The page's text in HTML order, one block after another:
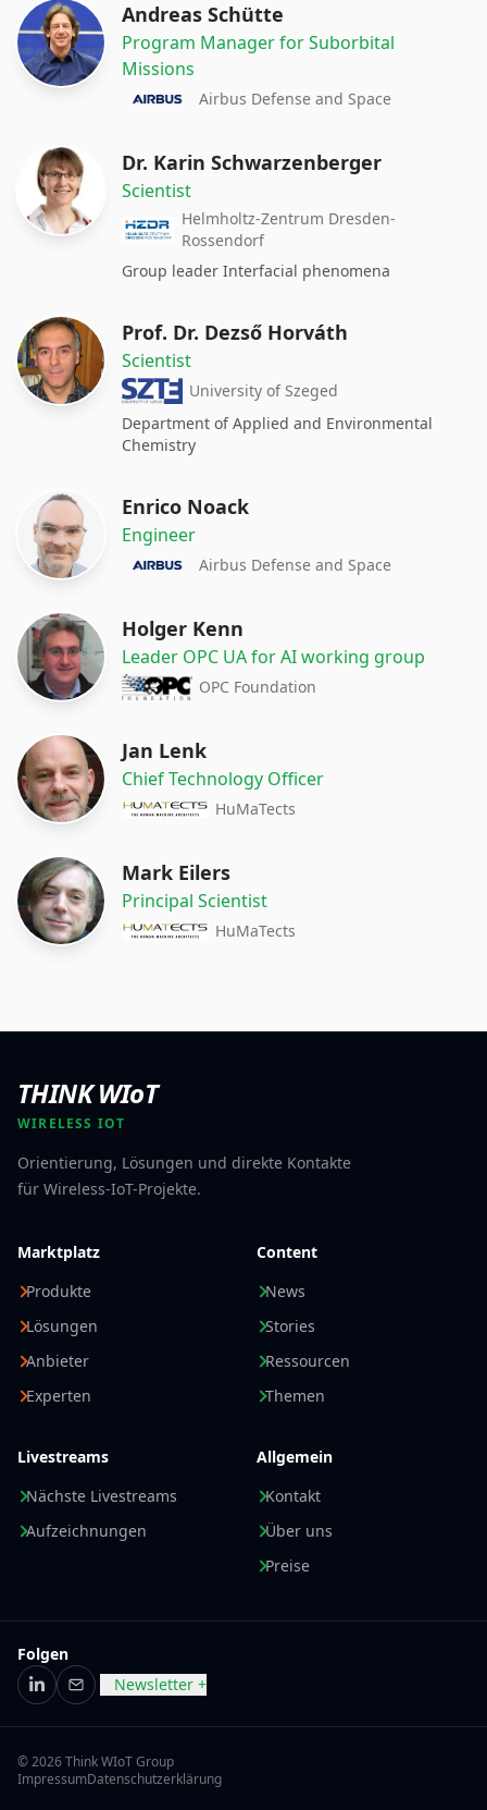
Andreas Schütte
Program Manager for Suborbital
Missions
Airbus Defense and Space
Dr. Karin Schwarzenberger
Scientist
Helmholtz-Zentrum Dresden-
Rossendorf
Group leader Interfacial phenomena
Prof. Dr. Dezső Horváth
Scientist
University of Szeged
Department of Applied and Environmental
Chemistry
Enrico Noack
Engineer
Airbus Defense and Space
Holger Kenn
Leader OPC UA for AI working group
OPC Foundation
Jan Lenk
Chief Technology Officer
HuMaTects
Mark Eilers
Principal Scientist
HuMaTects
THINK WIoT
WIRELESS IOT
Orientierung, Lösungen und direkte Kontakte
für Wireless-IoT-Projekte.
Marktplatz
Produkte
Lösungen
Anbieter
Experten
Content
News
Stories
Ressourcen
Themen
Livestreams
Nächste Livestreams
Aufzeichnungen
Allgemein
Kontakt
Über uns
Preise
Folgen
LinkedIn
E-MailNewsletter +
© 2026 Think WIoT Group
ImpressumDatenschutzerklärung